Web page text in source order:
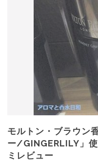
モルトン・ブラウン
ー/GINGERLILY」
ミレビュー